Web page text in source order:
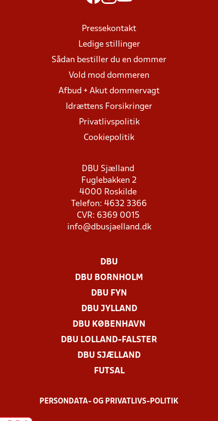
Pressekontakt
Ledige stillinger
Sådan bestiller du en dommer
Vold mod dommeren
Afbud + Akut dommervagt
Idrættens Forsikringer
Privatlivspolitik
Cookiepolitik
DBU Sjælland
Fuglebakken 2
4000 Roskilde
Telefon: 4632 3366
CVR: 6369 0015
info@dbusjaelland.dk
DBU
DBU BORNHOLM
DBU FYN
DBU JYLLAND
DBU KØBENHAVN
DBU LOLLAND-FALSTER
DBU SJÆLLAND
FUTSAL
PERSONDATA- OG PRIVATLIVS-POLITIK